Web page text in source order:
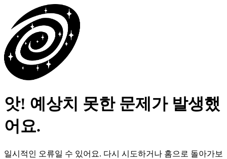
앗! 예상치 못한 문제가 발생했
어요.
일시적인 오류일 수 있어요. 다시 시도하거나 홈으로 돌아가보